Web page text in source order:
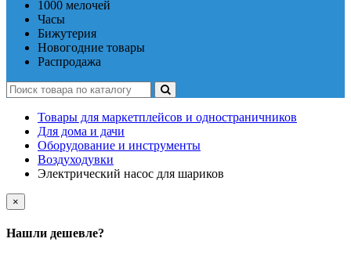
1000 мелочей
Часы
Бижутерия
Новогодние товары
Распродажа
Товары для маркетплейсов и одностраничников
Для дома и дачи
Оборудование и инструменты
Воздуходувки
Электрический насос для шариков
×
Нашли дешевле?